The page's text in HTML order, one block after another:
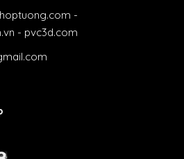
-
- pvc3d.com